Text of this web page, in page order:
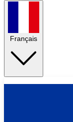
Français